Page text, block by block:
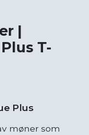
|
T-
Plus
møner som